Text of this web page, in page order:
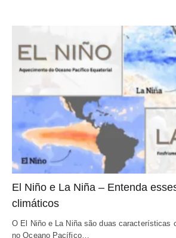
El Niño e La Niña – Entenda
climáticos
O El Niño e La Niña são duas características
no Oceano Pacífico…